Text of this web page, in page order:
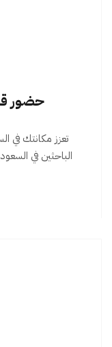
حضور
تعزز مكانتك في
الباحثين في